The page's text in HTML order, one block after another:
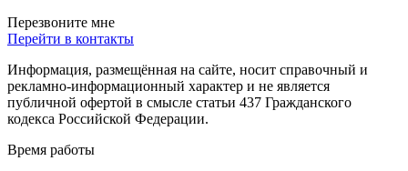
Перезвоните мне
Перейти в контакты
Информация, размещённая на сайте, носит справочный и
рекламно-информационный характер и не является
публичной офертой в смысле статьи 437 Гражданского
кодекса Российской Федерации.
Время работы